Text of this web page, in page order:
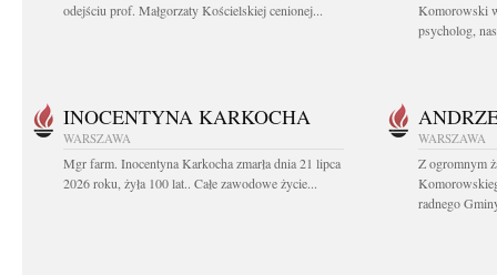
odejściu prof. Małgorzaty Kościelskiej cenionej...
Komorowski
psycholog,
INOCENTYNA KARKOCHA
WARSZAWA
Mgr farm. Inocentyna Karkocha zmarła dnia 21 lipca
2026 roku, żyła 100 lat.. Całe zawodowe życie...
WARSZAWA
Z ogromnym
radnego